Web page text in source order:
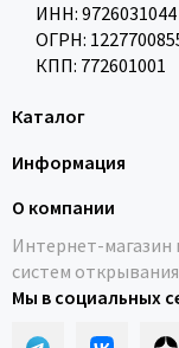
ИНН: 9726031044
ОГРН:
КПП: 772601001
Каталог
Информация
О компании
Интернет-
систем
Мы в социальных